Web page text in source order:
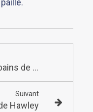
Le bon usage des bains de bouche
Suivant
Hawley